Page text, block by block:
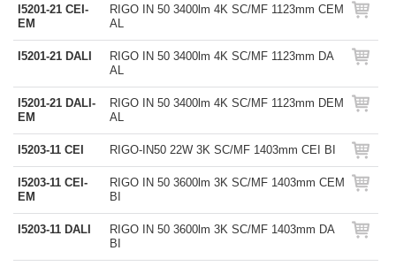
I5201-21 CEI-
EM
RIGO IN 50 3400lm 4K SC/MF 1123mm CEM
AL
I5201-21 DALI
RIGO IN 50 3400lm 4K SC/MF 1123mm DA
AL
I5201-21 DALI-
EM
RIGO IN 50 3400lm 4K SC/MF 1123mm DEM
AL
I5203-11 CEI RIGO-IN50 22W 3K SC/MF 1403mm CEI BI
I5203-11 CEI-
EM
RIGO IN 50 3600lm 3K SC/MF 1403mm CEM
BI
I5203-11 DALI
RIGO IN 50 3600lm 3K SC/MF 1403mm DA
BI